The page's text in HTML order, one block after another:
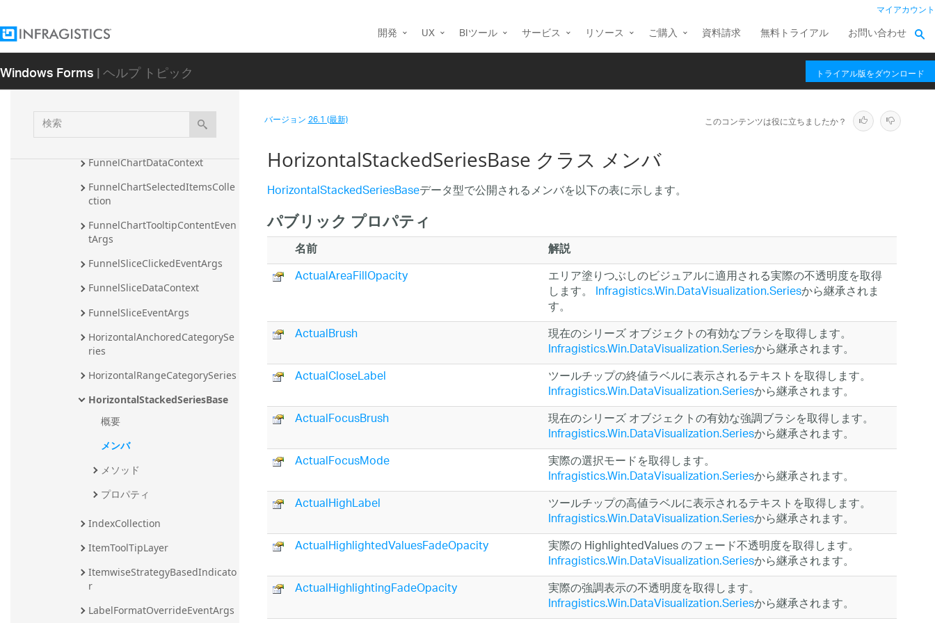
マイアカウント
開発 UX BIツール サービス リソース ご購入 資料請求 無料トライアル お問い合わせ
Windows Forms| ヘルプ トピック トライアル版をダウンロード
検
索
FinancialPriceSeries
FinancialSeries
ForceIndexIndicator
FullStochasticOscillatorIndicato
r
FunnelChartDataContext
FunnelChartSelectedItemsColle
ction
FunnelChartTooltipContentEven
tArgs
FunnelSliceClickedEventArgs
FunnelSliceDataContext
FunnelSliceEventArgs
HorizontalAnchoredCategorySe
ries
HorizontalRangeCategorySeries
HorizontalStackedSeriesBase
概要
メンバ
メソッド
プロパティ
IndexCollection
ItemToolTipLayer
ItemwiseStrategyBasedIndicato
r
LabelFormatOverrideEventArgs
バージョン26.1 (最新) このコンテンツは役に立ちましたか？
HorizontalStackedSeriesBase クラス メンバ
HorizontalStackedSeriesBaseデータ型で公開されるメンバを以下の表に示します。
パブリック プロパティ
名前 解説
ActualAreaFillOpacity エリア塗りつぶしのビジュアルに適用される実際の不透明度を取得
します。 Infragistics.Win.DataVisualization.Seriesから継承されま
す。
ActualBrush
現在のシリーズ オブジェクトの有効なブラシを取得します。
Infragistics.Win.DataVisualization.Seriesから継承されます。
ActualCloseLabel
ツールチップの終値ラベルに表示されるテキストを取得します。
Infragistics.Win.DataVisualization.Seriesから継承されます。
ActualFocusBrush
現在のシリーズ オブジェクトの有効な強調ブラシを取得します。
Infragistics.Win.DataVisualization.Seriesから継承されます。
ActualFocusMode
実際の選択モードを取得します。
Infragistics.Win.DataVisualization.Seriesから継承されます。
ActualHighLabel
ツールチップの高値ラベルに表示されるテキストを取得します。
Infragistics.Win.DataVisualization.Seriesから継承されます。
ActualHighlightedValuesFadeOpacity
実際の HighlightedValues のフェード不透明度を取得します。
Infragistics.Win.DataVisualization.Seriesから継承されます。
ActualHighlightingFadeOpacity
実際の強調表示の不透明度を取得します。
Infragistics.Win.DataVisualization.Seriesから継承されます。